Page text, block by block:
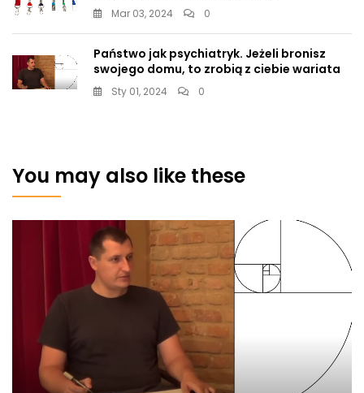
Mar 03, 2024 0
Państwo jak psychiatryk. Jeżeli bronisz
swojego domu, to zrobią z ciebie wariata
Sty 01, 2024 0
You may also like these